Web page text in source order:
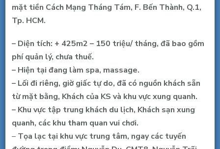
425m2,
CMT8,
Bến
Thành,
Q1,
150
triệu/
tháng,
ưu
mặt tiền Cách Mạng Tháng Tám, F. Bến Thành, Q.1,
Tp. HCM.
– Diện tích: + 425m2 – 150 triệu/ tháng, đã bao gồm
phí quản lý, chưa thuế.
– Hiện tại đang làm spa, massage.
– Lối đi riêng, giờ giấc tự do, đã có nguồn khách sẵn
từ mặt bằng, Khách của KS và khu vực xung quanh.
– Khu vực tập trung khách du lịch, Khách sạn xung
quanh, các khu tham quan vui chơi.
–Tọa lạc tại khu vực trung tâm, ngay các tuyến